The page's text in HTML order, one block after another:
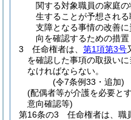
関する対象職員の家庭
生することが予想され
支障となる事情の改善
向を確認するための措置
3
任命権者は、 第1項第3号
を確認した事項の取扱い
なければならない。
(令7条例33・追加)
(配偶者等が介護を必要と
意向確認等)
第16条の3
任命権者は、職